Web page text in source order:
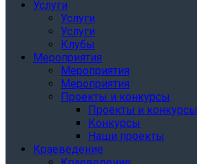
Услуги
Услуги
Услуги
Клубы
Мероприятия
Мероприятия
Мероприятия
Проекты и конкурсы
Проекты и конкурсы
Конкурсы
Наши проекты
Краеведение